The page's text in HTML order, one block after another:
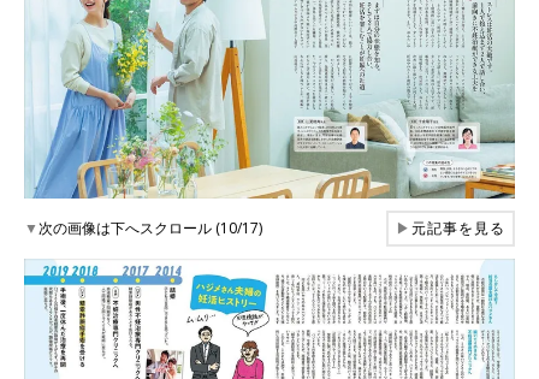
▼次の画像は下へスクロール (10/17) ▶元記事を見る